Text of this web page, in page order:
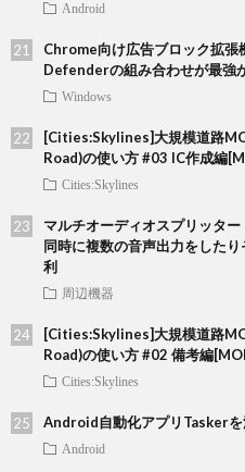
Android
Chrome向け広告ブロック拡
Defenderの組み合わせが最強
Windows
[Cities:Skylines]大規模道路
Road)の使い方 #03 IC作成編
Cities:Skylines
マルチオーディオスプリッタ
同時に複数の音声出力をした
利
周辺機器
[Cities:Skylines]大規模道路
Road)の使い方 #02 備考編
Cities:Skylines
Android自動化アプリTaskerを
Android